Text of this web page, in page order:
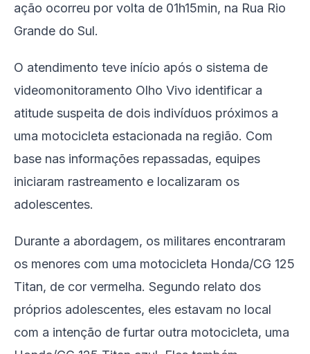
ação ocorreu por volta de 01h15min, na Rua Rio
Grande do Sul.
O atendimento teve início após o sistema de
videomonitoramento Olho Vivo identificar a
atitude suspeita de dois indivíduos próximos a
uma motocicleta estacionada na região. Com
base nas informações repassadas, equipes
iniciaram rastreamento e localizaram os
adolescentes.
Durante a abordagem, os militares encontraram
os menores com uma motocicleta Honda/CG 125
Titan, de cor vermelha. Segundo relato dos
próprios adolescentes, eles estavam no local
com a intenção de furtar outra motocicleta, uma